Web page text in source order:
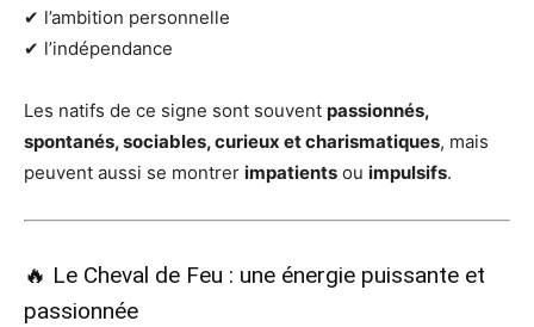
✔ l’ambition personnelle
✔ l’indépendance
Les natifs de ce signe sont souvent passionnés,
spontanés, sociables, curieux et charismatiques, mais
peuvent aussi se montrer impatients ou impulsifs.
🔥 Le Cheval de Feu : une énergie puissante et
passionnée